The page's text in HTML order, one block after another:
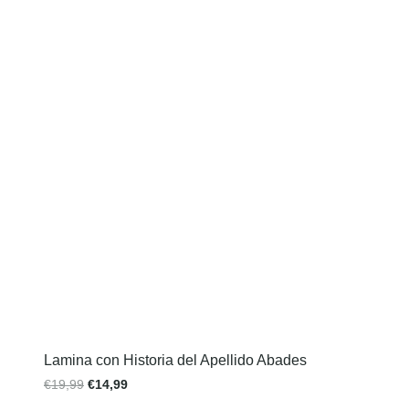
Lamina con Historia del Apellido Abades
€19,99 €14,99